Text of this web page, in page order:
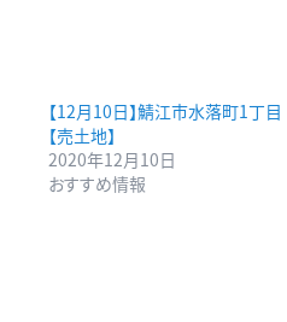
【12月10日】鯖江市水落町1丁目
【売土地】
2020年12月10日
おすすめ情報